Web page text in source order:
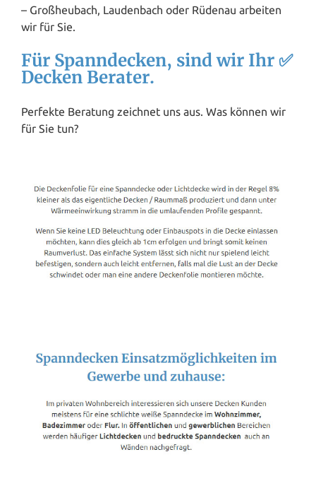
– Großheubach, Laudenbach oder Rüdenau arbeiten
wir für Sie.
Für Spanndecken, sind wir Ihr ✅
Decken Berater.
Perfekte Beratung zeichnet uns aus. Was können wir
für Sie tun?